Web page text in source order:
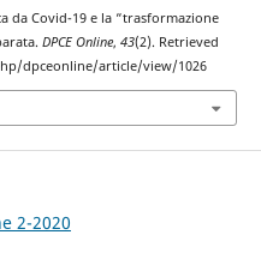
da Covid-19 e la “trasformazione
DPCE Online, 43(2). Retrieved
dpceonline/article/view/1026
2-2020